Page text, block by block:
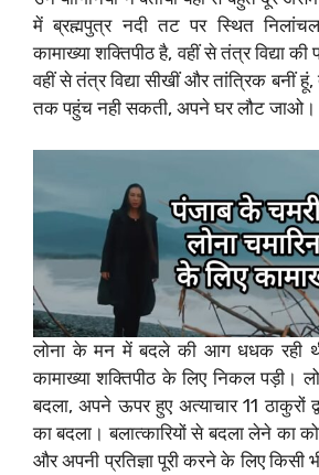
में ब्रह्मपुत्र नदी तट पर स्थित
कामाख्या शक्तिपीठ है, वहीं से तंत्र विद्या की
वहीं से तंत्र विद्या सीखीं और तांत्रिक बनीं हूं,
तक पहुंच नही सकती, अपने घर लौट जाओ।
लोना के मन में बदले की आग धधक रही
कामाख्या शक्तिपीठ के लिए निकल पड़ी।
बदला, अपने ऊपर हुए अत्याचार 11 ठाकुरों
का बदला। बलात्कारियों से बदला लेने का
और अपनी प्रतिज्ञा पूरी करने के लिए किसी